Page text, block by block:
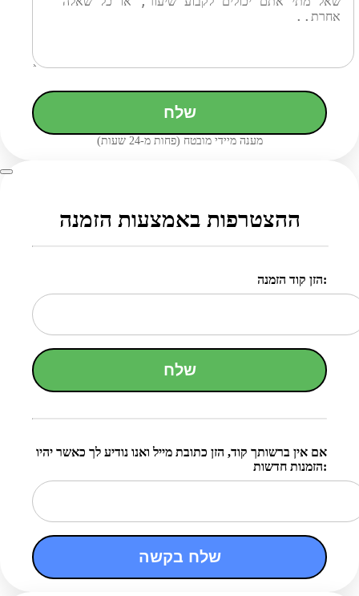
שלח
מענה מיידי מובטח (פחות מ-24 שעות)
ההצטרפות באמצעות הזמנה
הזן קוד הזמנה:
שלח
אם אין ברשותך קוד, הזן כתובת מייל ואנו נודיע לך כאשר יהיו
הזמנות חדשות:
שלח בקשה